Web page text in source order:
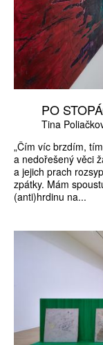
PO
Tina
„Čím víc brzdím,
a nedořešený věci
a jejich prach
zpátky. Mám
(anti)hrdinu na...